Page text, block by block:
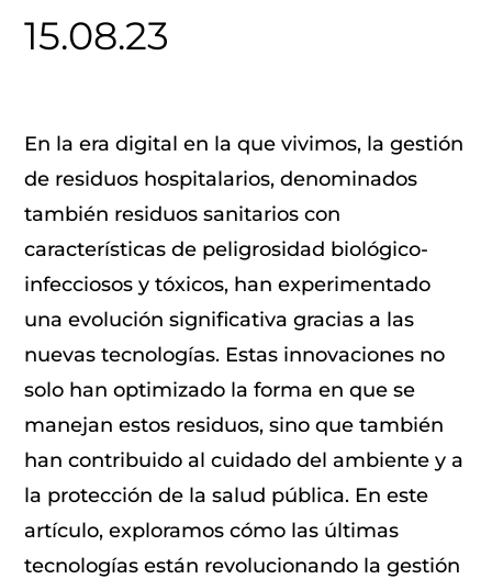
15.08.23
En la era digital en la que vivimos, la gestión
de residuos hospitalarios, denominados
también residuos sanitarios con
características de peligrosidad biológico-
infecciosos y tóxicos, han experimentado
una evolución significativa gracias a las
nuevas tecnologías. Estas innovaciones no
solo han optimizado la forma en que se
manejan estos residuos, sino que también
han contribuido al cuidado del ambiente y a
la protección de la salud pública. En este
artículo, exploramos cómo las últimas
tecnologías están revolucionando la gestión